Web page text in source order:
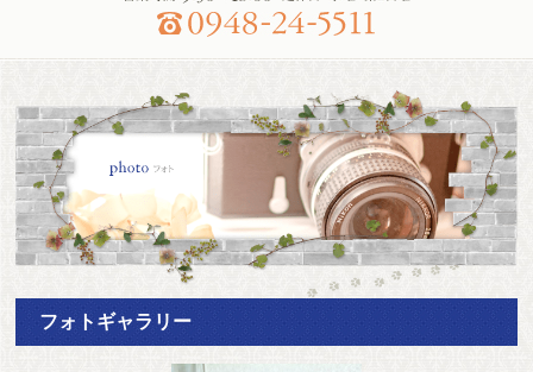
フォトギャラリー